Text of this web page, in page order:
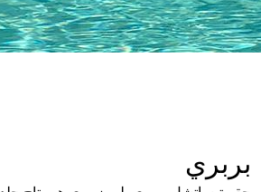
بربري